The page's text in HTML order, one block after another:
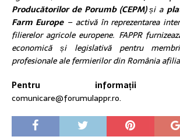
Producătorilor de Porumb (CEPM)și a
Farm Europe– activă în reprezentarea
filierelor agricole europene. FAPPR
economică și legislativă pentru
profesionale ale fermierilor din România
Pentru informații
comunicare@forumulappr.ro.